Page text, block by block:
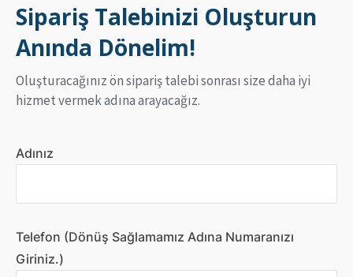
Sipariş Talebinizi Oluşturun
Anında Dönelim!
Oluşturacağınız ön sipariş talebi sonrası size daha iyi
hizmet vermek adına arayacağız.
Adınız
Telefon (Dönüş Sağlamamız Adına Numaranızı
Giriniz.)